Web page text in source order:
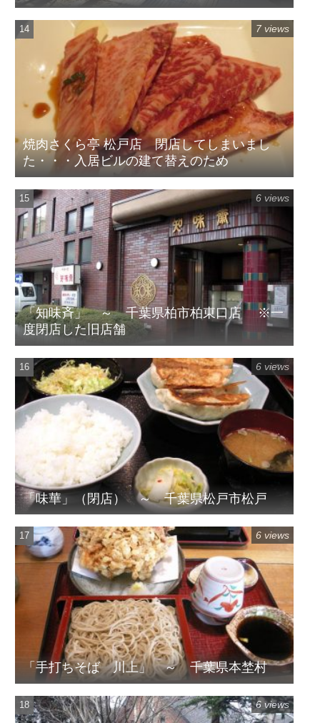
焼肉さくら亭 松戸店 閉店してしまいまし
た・・・入居ビルの建て替えのため
7 views
「知味斉」 ～ 千葉県柏市柏東口店 ※一
度閉店した旧店舗
6 views
「味華」（閉店） ～ 千葉県松戸市松戸
6 views
「手打ちそば 川上」 ～ 千葉県本埜村
6 views
6 views